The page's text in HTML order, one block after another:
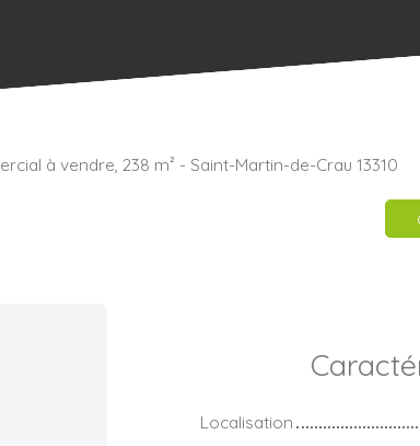
à vendre, 238 m² - Saint-Martin-de-Crau 13310
Localisation